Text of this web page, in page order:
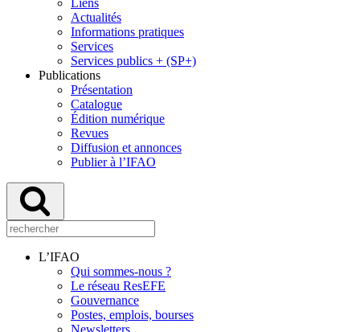
Actualités
Informations pratiques
Services
Services publics + (SP+)
Publications
Présentation
Catalogue
Édition numérique
Revues
Diffusion et annonces
Publier à l’IFAO
L’IFAO
Qui sommes-nous ?
Le réseau ResEFE
Gouvernance
Postes, emplois, bourses
Newsletters